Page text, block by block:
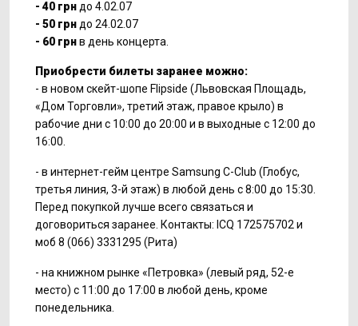
- 40 грн до 4.02.07
- 50 грн до 24.02.07
- 60 грнв день концерта.
Приобрести билеты заранее можно:
- в новом скейт-шопе Flipside (Львовская Площадь,
«Дом Торговли», третий этаж, правое крыло) в
рабочие дни с 10:00 до 20:00 и в выходные с 12:00 до
16:00.
- в интернет-гейм центре Samsung C-Club (Глобус,
третья линия, 3-й этаж) в любой день с 8:00 до 15:30.
Перед покупкой лучше всего связаться и
договориться заранее. Контакты: ICQ 172575702 и
моб 8 (066) 3331295 (Рита)
- на книжном рынке «Петровка» (левый ряд, 52-е
место) с 11:00 до 17:00 в любой день, кроме
понедельника.